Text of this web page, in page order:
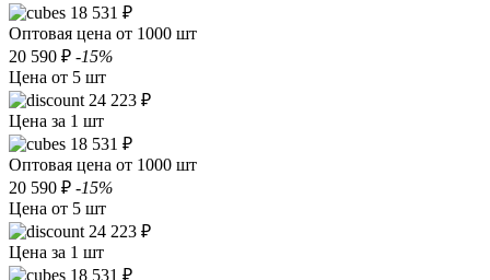
18 531 ₽
Оптовая цена от 1000 шт
20 590 ₽ -15%
Цена от 5 шт
24 223 ₽
Цена за 1 шт
18 531 ₽
Оптовая цена от 1000 шт
20 590 ₽ -15%
Цена от 5 шт
24 223 ₽
Цена за 1 шт
18 531 ₽